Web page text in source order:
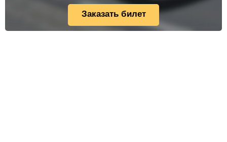
Заказать билет